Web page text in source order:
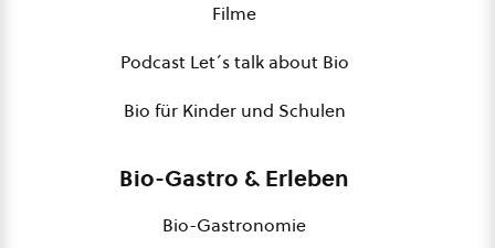
Filme
Podcast Let´s talk about Bio
Bio für Kinder und Schulen
Bio-Gastro & Erleben
Bio-Gastronomie